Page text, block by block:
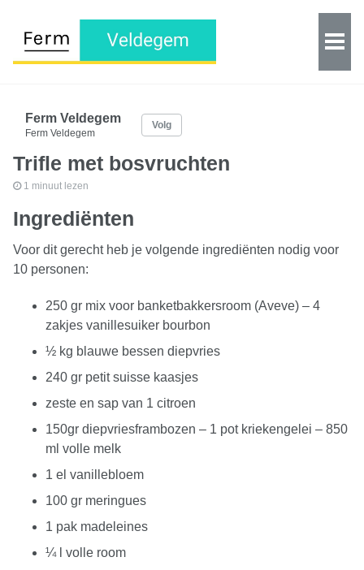
Ferm Veldegem
Ferm Veldegem
Volg
Trifle met bosvruchten
1 minuut lezen
Ingrediënten
Voor dit gerecht heb je volgende ingrediënten nodig voor
10 personen:
250 gr mix voor banketbakkersroom (Aveve) – 4
zakjes vanillesuiker bourbon
½ kg blauwe bessen diepvries
240 gr petit suisse kaasjes
zeste en sap van 1 citroen
150gr diepvriesframbozen – 1 pot kriekengelei – 850
ml volle melk
1 el vanillebloem
100 gr meringues
1 pak madeleines
¼ l volle room